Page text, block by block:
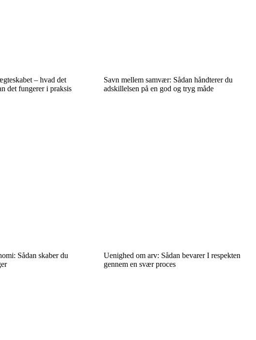
– hvad det
det fungerer i praksis
Savn mellem samvær: Sådan håndterer du
adskillelsen på en god og tryg måde
Sådan skaber du
Uenighed om arv: Sådan bevarer I respekten
gennem en svær proces